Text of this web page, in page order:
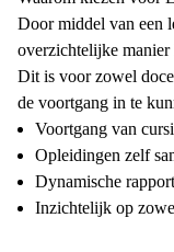
Door middel van een
overzichtelijke
Dit is voor zowel
de voortgang in te
Voortgang van
Opleidingen zelf
Dynamische
Inzichtelijk op